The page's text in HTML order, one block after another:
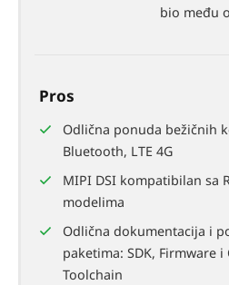
bio među
Pros
Odlična ponuda bežičnih
Bluetooth, LTE 4G
MIPI DSI kompatibilan sa
modelima
Odlična dokumentacija i
paketima: SDK, Firmware
Toolchain